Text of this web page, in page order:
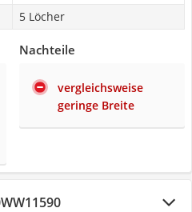
5 Löcher
Nachteile
vergleichsweise
geringe Breite